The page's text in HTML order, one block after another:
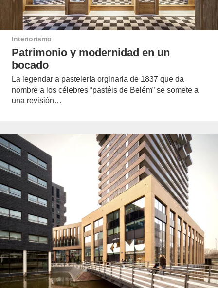
Interiorismo
Patrimonio y modernidad en un
bocado
La legendaria pastelería orginaria de 1837 que da
nombre a los célebres “pastéis de Belém” se somete a
una revisión…